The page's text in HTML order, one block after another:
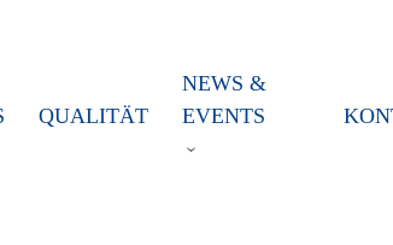
QUALITÄT
NEWS &
EVENTS